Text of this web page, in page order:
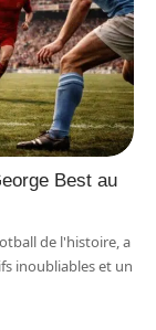
Best au
de l'histoire, a
inoubliables et un